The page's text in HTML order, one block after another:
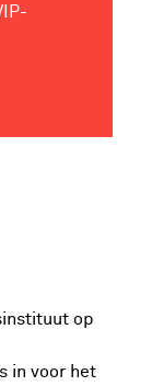
op
in voor het